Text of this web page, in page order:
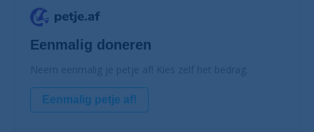
Eenmalig doneren
Neem eenmalig je petje af! Kies zelf het bedrag.
Eenmalig petje af!